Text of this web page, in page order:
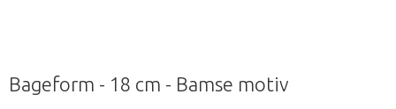
Bageform - 18 cm - Bamse motiv